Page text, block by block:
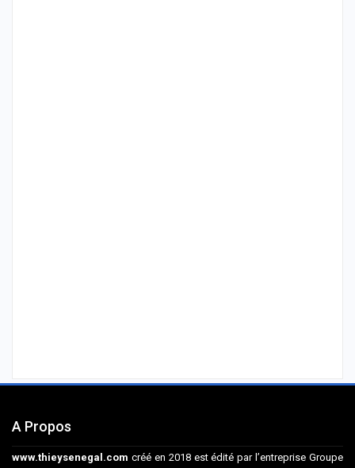
A Propos
www.thieysenegal.com créé en 2018 est édité par l’entreprise Groupe